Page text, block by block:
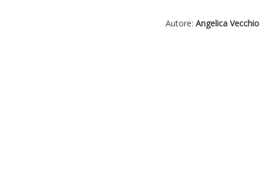
Autore: Angelica Vecchio